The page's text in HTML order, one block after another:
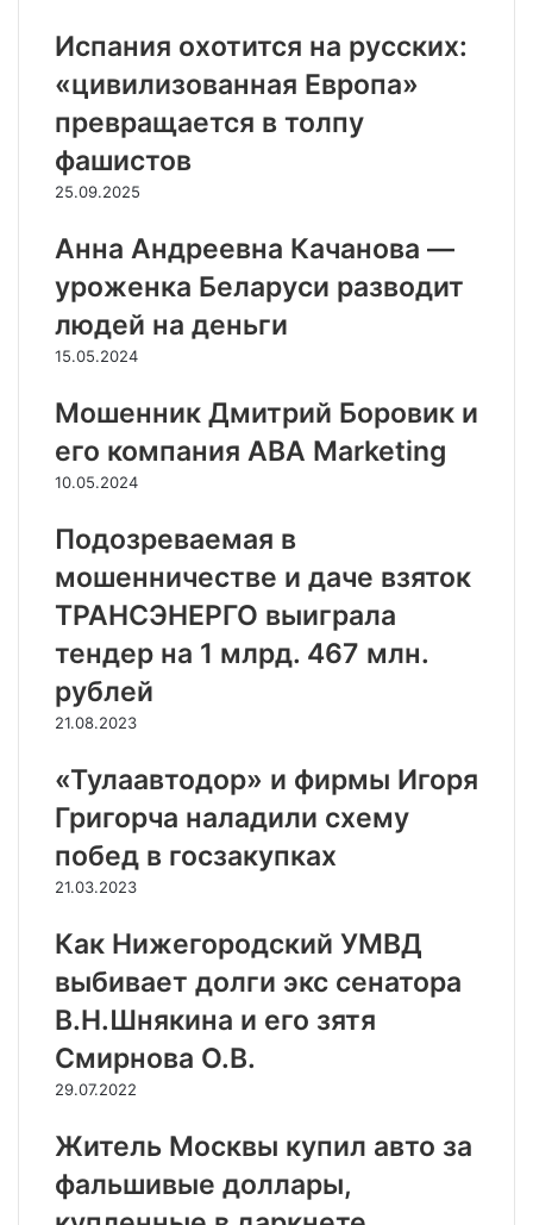
Испания охотится на русских:
«цивилизованная Европа»
превращается в толпу
фашистов
25.09.2025
Анна Андреевна Качанова —
уроженка Беларуси разводит
людей на деньги
15.05.2024
Мошенник Дмитрий Боровик и
его компания ABA Marketing
10.05.2024
Подозреваемая в
мошенничестве и даче взяток
ТРАНСЭНЕРГО выиграла
тендер на 1 млрд. 467 млн.
рублей
21.08.2023
«Тулаавтодор» и фирмы Игоря
Григорча наладили схему
побед в госзакупках
21.03.2023
Как Нижегородский УМВД
выбивает долги экс сенатора
В.Н.Шнякина и его зятя
Смирнова О.В.
29.07.2022
Житель Москвы купил авто за
фальшивые доллары,